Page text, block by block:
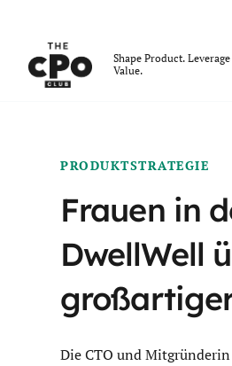
Shape Product.
Value.
PRODUKTSTRATEGIE
Frauen in
DwellWell
Die CTO und